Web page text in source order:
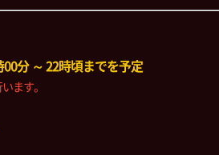
分 ～ 22時頃までを予定
ます。